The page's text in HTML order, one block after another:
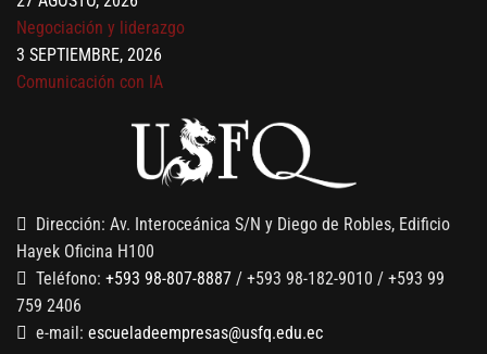
Negociación y liderazgo
3 SEPTIEMBRE, 2026
Comunicación con IA
Gobernanza de datos
13 AGOSTO, 2026
Finanzas para no financieros
Dirección: Av. Interoceánica S/N y Diego de Robles, Edificio
Hayek Oficina H100
Teléfono: +593 98-807-8887 / +593 98-182-9010 / +593 99
759 2406
e-mail: escueladeempresas@usfq.edu.ec